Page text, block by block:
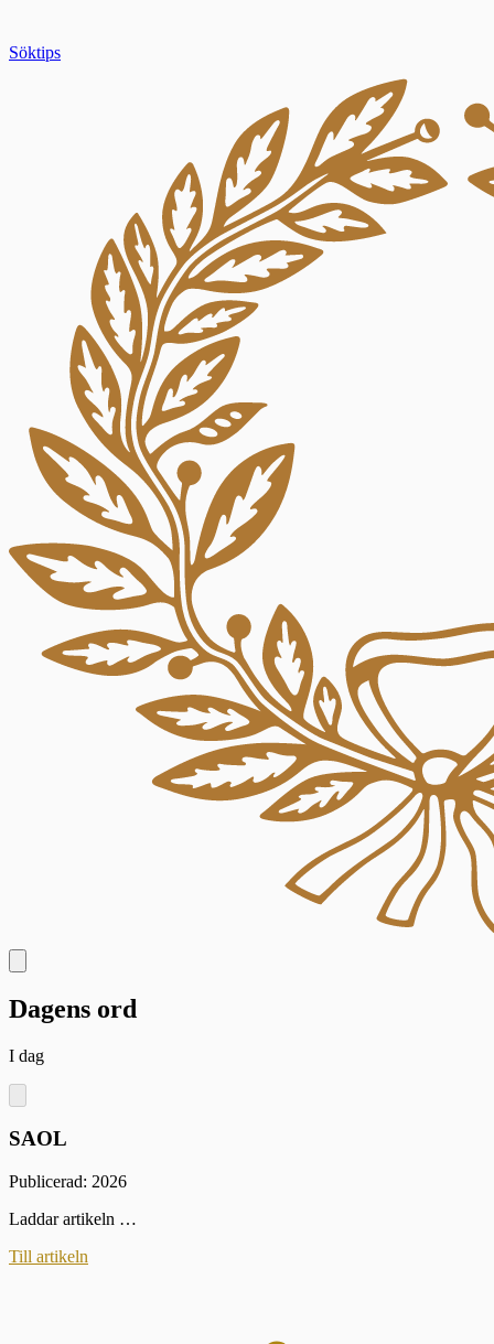
Söktips
Dagens ord
I dag
SAOL
Publicerad: 2026
Laddar artikeln …
Till artikeln